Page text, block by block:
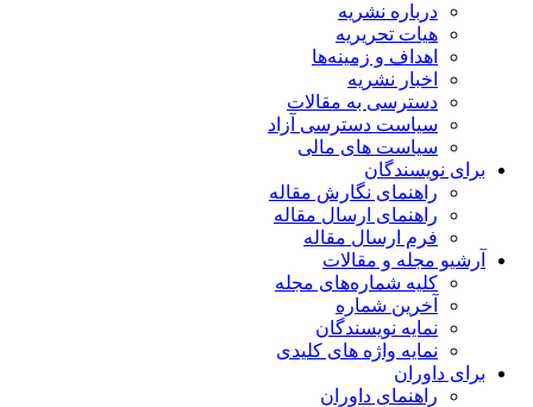
درباره نشریه
هیات تحریریه
اهداف و زمینه‌ها
اخبار نشریه
دسترسی به مقالات
سیاست دسترسی آزاد
سیاست های مالی
برای نویسندگان
راهنمای نگارش مقاله
راهنمای ارسال مقاله
فرم ارسال مقاله
آرشیو مجله و مقالات
کلیه شماره‌های مجله
آخرین شماره
نمایه نویسندگان
نمایه واژه های کلیدی
برای داوران
راهنمای داوران